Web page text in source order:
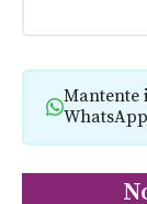
Mantente
WhatsApp